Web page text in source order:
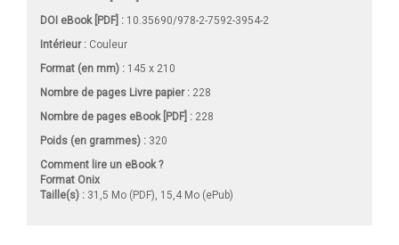
DOI eBook [PDF] : 10.35690/978-2-7592-3954-2
Intérieur : Couleur
Format (en mm) : 145 x 210
Nombre de pages Livre papier: 228
Nombre de pages eBook [PDF] : 228
Poids (en grammes) : 320
Comment lire un eBook ?
Format Onix
Taille(s) : 31,5 Mo (PDF), 15,4 Mo (ePub)